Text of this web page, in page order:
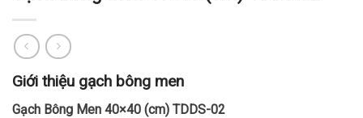
Giới thiệu gạch bông men
Gạch Bông Men 40×40 (cm) TDDS-02